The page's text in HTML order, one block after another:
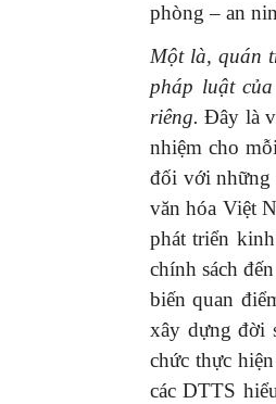
phòng – an
Một là, quán
pháp luật
riêng.Đây là
nhiệm cho
đối với những
văn hóa Việt
phát triển
chính sách
biến quan
xây dựng đời
chức thực
các DTTS